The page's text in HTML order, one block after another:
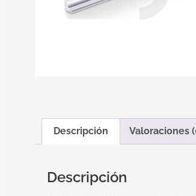
Descripción
Valoraciones
Descripción